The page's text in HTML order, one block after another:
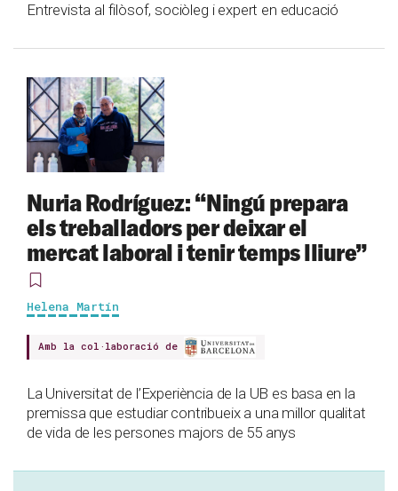
Entrevista al filòsof, sociòleg i expert en educació
Nuria Rodríguez: “Ningú prepara
els treballadors per deixar el
mercat laboral i tenir temps lliure”
Helena Martín
Amb la col·laboració de
La Universitat de l’Experiència de la UB es basa en la
premissa que estudiar contribueix a una millor qualitat
de vida de les persones majors de 55 anys